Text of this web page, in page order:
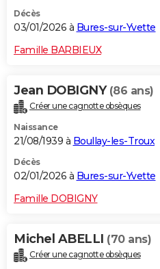
Décès
03/01/2026 à Bures-sur-Yvette
Famille BARBIEUX
Jean DOBIGNY (86 ans)
Créer une cagnotte obsèques
Naissance
21/08/1939 à Boullay-les-Troux
Décès
02/01/2026 à Bures-sur-Yvette
Famille DOBIGNY
Michel ABELLI (70 ans)
Créer une cagnotte obsèques